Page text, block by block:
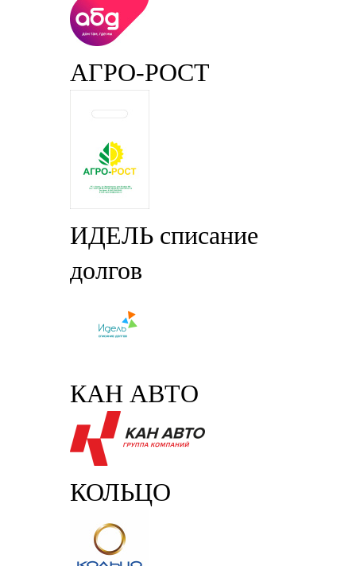
АГРО-РОСТ
ИДЕЛЬ списание
долгов
КАН АВТО
КОЛЬЦО